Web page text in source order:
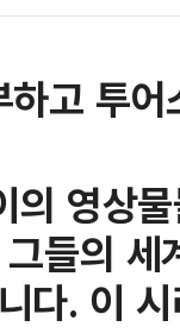
고 투
영상
들의
다. 이